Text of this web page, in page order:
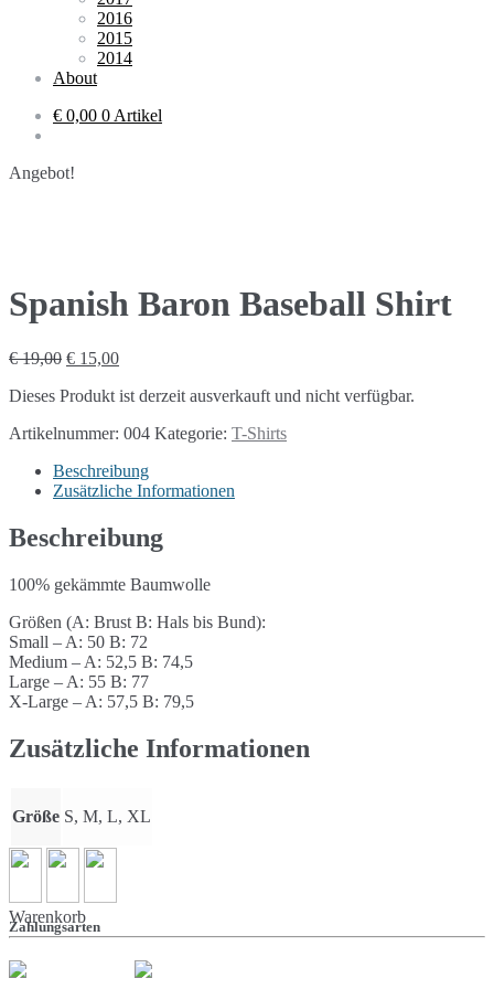
2016
2015
2014
About
€ 0,00 0 Artikel
Angebot!
Spanish Baron Baseball Shirt
€19,00 € 15,00
Dieses Produkt ist derzeit ausverkauft und nicht verfügbar.
Artikelnummer: 004 Kategorie: T-Shirts
Beschreibung
Zusätzliche Informationen
Beschreibung
100% gekämmte Baumwolle
Größen (A: Brust B: Hals bis Bund):
Small – A: 50 B: 72
Medium – A: 52,5 B: 74,5
Large – A: 55 B: 77
X-Large – A: 57,5 B: 79,5
Zusätzliche Informationen
Größe S, M, L, XL
Warenkorb
Zahlungsarten